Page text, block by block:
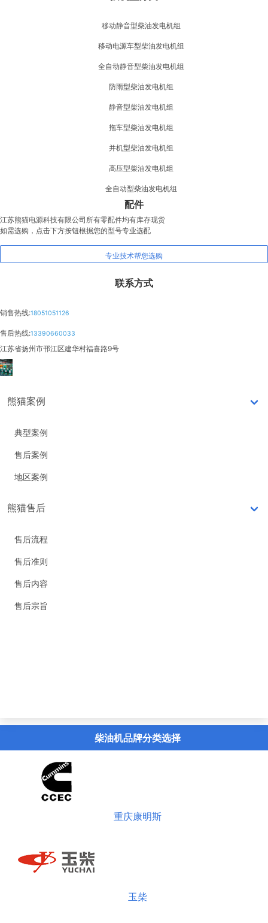
移动静音型柴油发电机组
移动电源车型柴油发电机组
全自动静音型柴油发电机组
防雨型柴油发电机组
静音型柴油发电机组
拖车型柴油发电机组
并机型柴油发电机组
高压型柴油发电机组
全自动型柴油发电机组
配件
江苏熊猫电源科技有限公司所有零配件均有库存现货
如需选购，点击下方按钮根据您的型号专业选配
专业技术帮您选购
联系方式
销售热线:18051051126
售后热线:13390660033
江苏省扬州市邗江区建华村福喜路9号
熊猫案例
典型案例
售后案例
地区案例
熊猫售后
售后流程
售后准则
售后内容
售后宗旨
柴油机品牌分类选择
重庆康明斯
玉柴